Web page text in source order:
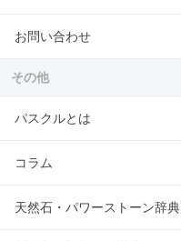
お問い合わせ
その他
パスクルとは
コラム
天然石・パワーストーン辞典